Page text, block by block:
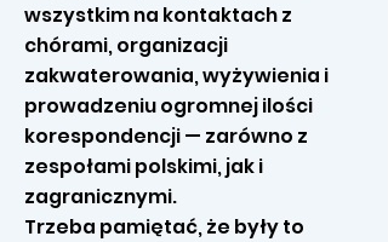
wszystkim na kontaktach z
chórami, organizacji
zakwaterowania, wyżywienia i
prowadzeniu ogromnej ilości
korespondencji — zarówno z
zespołami polskimi, jak i
zagranicznymi.
Trzeba pamiętać, że były to